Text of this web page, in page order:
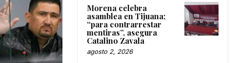
Morena celebra
asamblea en Tijuana;
“para contrarrestar
mentiras”, asegura
Catalino Zavala
agosto 2, 2026